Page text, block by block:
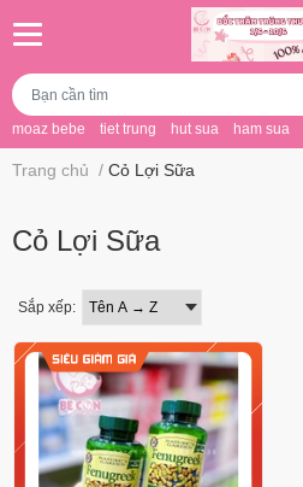
moaz bebe tiet trung hut sua ham sua
Trang chủ / Cỏ Lợi Sữa
Cỏ Lợi Sữa
Sắp xếp: